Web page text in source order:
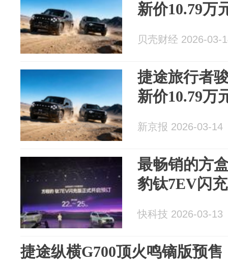
新价10.79万
贝壳财经 2026-03-
捷途旅行者
新价10.79万
新京报 2026-03-14
最畅销的方
豹钛7EV闪
快科技 2026-03-13
捷途纵横G700顶火鸣镝版预售